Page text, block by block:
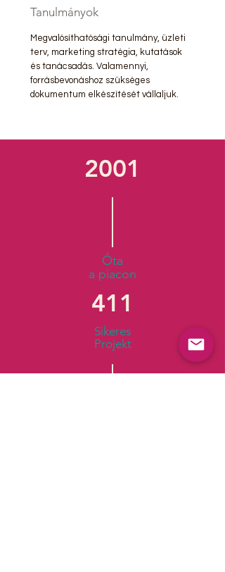
Tanulmányok
Megvalósíthatósági tanulmány, üzleti
terv, marketing stratégia, kutatások
és tanácsadás. Valamennyi,
forrásbevonáshoz szükséges
dokumentum elkészítését vállaljuk.
2001
Óta
a piacon
411
Sikeres
Projekt